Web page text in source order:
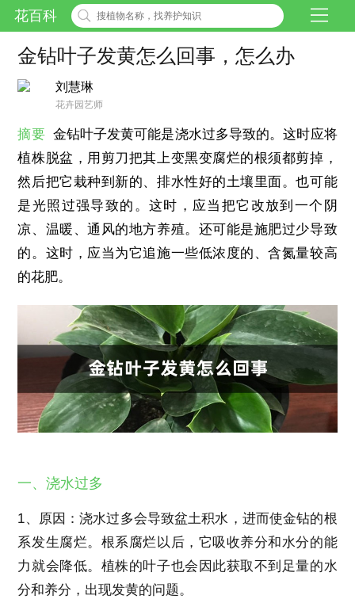
花百科
金钻叶子发黄怎么回事，怎么办
刘慧琳
花卉园艺师
摘要 金钻叶子发黄可能是浇水过多导致的。这时应将
植株脱盆，用剪刀把其上变黑变腐烂的根须都剪掉，
然后把它栽种到新的、排水性好的土壤里面。也可能
是光照过强导致的。这时，应当把它改放到一个阴
凉、温暖、通风的地方养殖。还可能是施肥过少导致
的。这时，应当为它追施一些低浓度的、含氮量较高
的花肥。
一、浇水过多
1、原因：浇水过多会导致盆土积水，进而使金钻的根
系发生腐烂。根系腐烂以后，它吸收养分和水分的能
力就会降低。植株的叶子也会因此获取不到足量的水
分和养分，出现发黄的问题。